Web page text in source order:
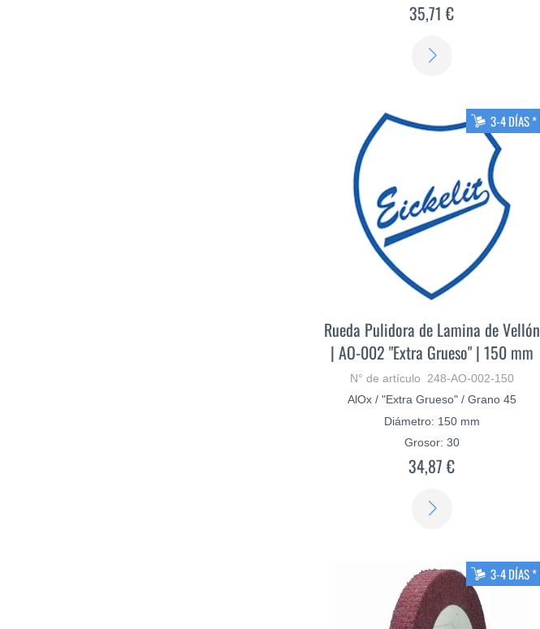
35,71 €
3-4 DÍAS *
Rueda Pulidora de Lamina de Vellón
| AO-002 "Extra Grueso" | 150 mm
N° de artículo 248-AO-002-150
AlOx / "Extra Grueso" / Grano 45
Diámetro: 150 mm
Grosor: 30
34,87 €
3-4 DÍAS *